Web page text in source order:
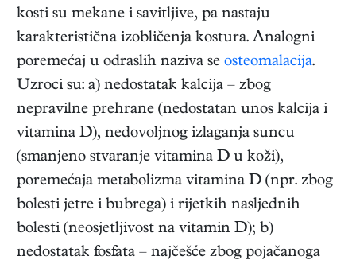
kosti su mekane i savitljive, pa nastaju
karakteristična izobličenja kostura. Analogni
poremećaj u odraslih naziva se osteomalacija.
Uzroci su: a) nedostatak kalcija – zbog
nepravilne prehrane (nedostatan unos kalcija i
vitamina D), nedovoljnog izlaganja suncu
(smanjeno stvaranje vitamina D u koži),
poremećaja metabolizma vitamina D (npr. zbog
bolesti jetre i bubrega) i rijetkih nasljednih
bolesti (neosjetljivost na vitamin D); b)
nedostatak fosfata – najčešće zbog pojačanoga